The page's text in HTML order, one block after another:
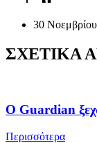
30
ΣΧΕΤΙΚΑ
Ο Guardian
Περισσότερα